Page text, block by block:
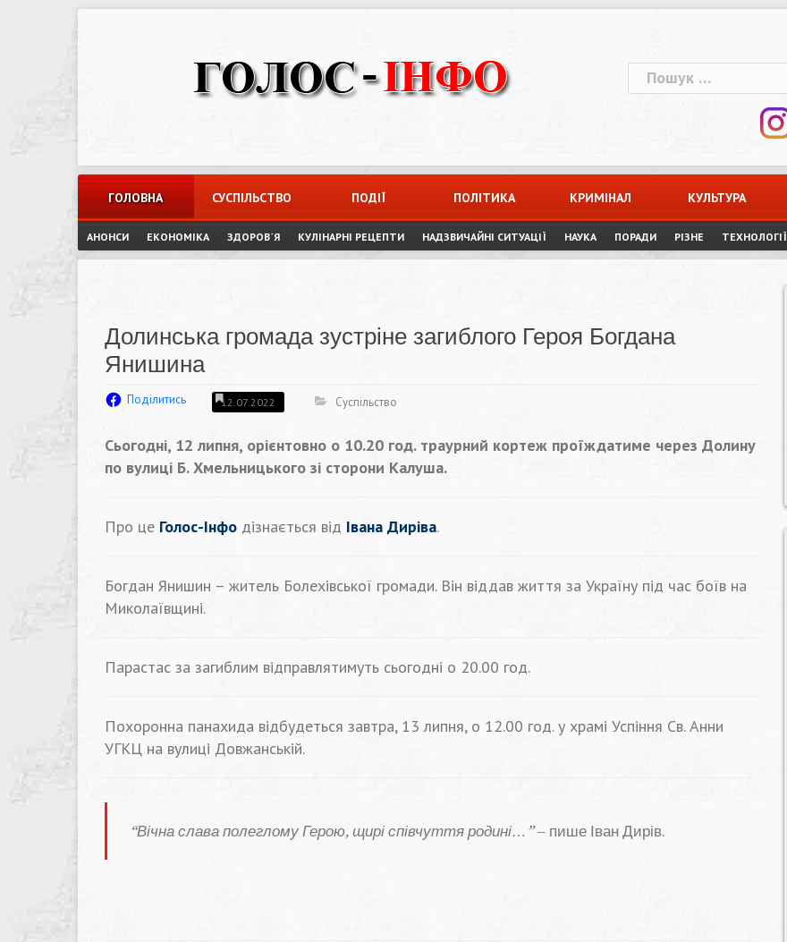
Пошук:
ГОЛОВНА СУСПІЛЬСТВО ПОДІЇ ПОЛІТИКА КРИМІНАЛ КУЛЬТУРА
АНОНСИ ЕКОНОМІКА ЗДОРОВ`Я КУЛІНАРНІ РЕЦЕПТИ НАДЗВИЧАЙНІ СИТУАЦІЇ НАУКА ПОРАДИ РІЗНЕ ТЕХНОЛОГІЇ
Долинська громада зустріне загиблого Героя Богдана
Янишина
Поділитись 12.07.2022 Суспільство
Сьогодні, 12 липня, орієнтовно о 10.20 год. траурний кортеж проїждатиме через Долину
по вулиці Б. Хмельницького зі сторони Калуша.
Про це Голос-Інфо дізнається від Івана Диріва.
Богдан Янишин – житель Болехівської громади. Він віддав життя за Україну під час боїв на
Миколаївщині.
Парастас за загиблим відправлятимуть сьогодні о 20.00 год.
Похоронна панахида відбудеться завтра, 13 липня, о 12.00 год. у храмі Успіння Св. Анни
УГКЦ на вулиці Довжанській.
“Вічна слава полеглому Герою, щирі співчуття родині…”– пише Іван Дирів.